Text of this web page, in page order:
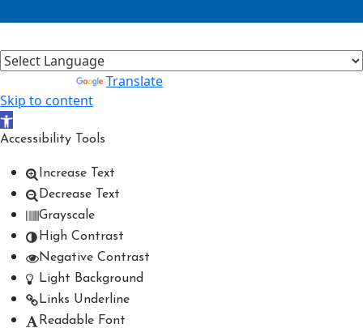
Translate
Skip to content
Open toolbar
Accessibility Tools
Increase Text
Decrease Text
Grayscale
High Contrast
Negative Contrast
Light Background
Links Underline
Readable Font